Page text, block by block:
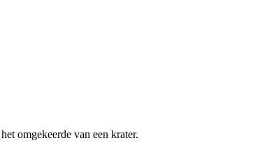
omgekeerde van een krater.